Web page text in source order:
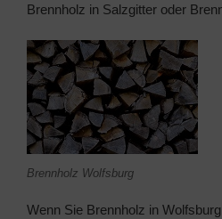
Brennholz in Salzgitter oder
Brennholz Wolfsburg
Wenn Sie Brennholz in